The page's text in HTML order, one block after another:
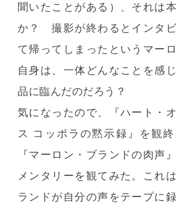
聞いたことがある）、それは
か？ 撮影が終わるとインタ
て帰ってしまったというマー
自身は、一体どんなことを感
品に臨んだのだろう？
気になったので、『ハート・
ス コッポラの黙示録』を観終
『マーロン・ブランドの肉声
メンタリーを観てみた。これ
ランドが自分の声をテープに